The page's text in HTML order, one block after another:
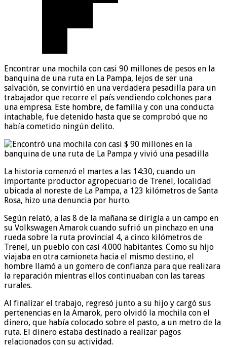
Encontrar una mochila con casi 90 millones de pesos en la
banquina de una ruta en La Pampa, lejos de ser una
salvación, se convirtió en una verdadera pesadilla para un
trabajador que recorre el país vendiendo colchones para
una empresa. Este hombre, de familia y con una conducta
intachable, fue detenido hasta que se comprobó que no
había cometido ningún delito.
La historia comenzó el martes a las 14:30, cuando un
importante productor agropecuario de Trenel, localidad
ubicada al noreste de La Pampa, a 123 kilómetros de Santa
Rosa, hizo una denuncia por hurto.
Según relató, a las 8 de la mañana se dirigía a un campo en
su Volkswagen Amarok cuando sufrió un pinchazo en una
rueda sobre la ruta provincial 4, a cinco kilómetros de
Trenel, un pueblo con casi 4.000 habitantes. Como su hijo
viajaba en otra camioneta hacia el mismo destino, el
hombre llamó a un gomero de confianza para que realizara
la reparación mientras ellos continuaban con las tareas
rurales.
Al finalizar el trabajo, regresó junto a su hijo y cargó sus
pertenencias en la Amarok, pero olvidó la mochila con el
dinero, que había colocado sobre el pasto, a un metro de la
ruta. El dinero estaba destinado a realizar pagos
relacionados con su actividad.